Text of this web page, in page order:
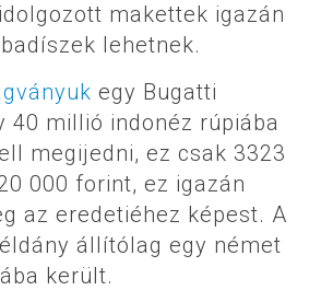
makettek igazán
lehetnek.
egy Bugatti
40 millió indonéz rúpiába
megijedni, ez csak 3323
000 forint, ez igazán
az eredetiéhez képest. A
állítólag egy német
került.